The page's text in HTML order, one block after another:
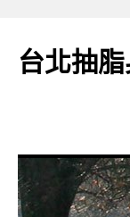
台北抽